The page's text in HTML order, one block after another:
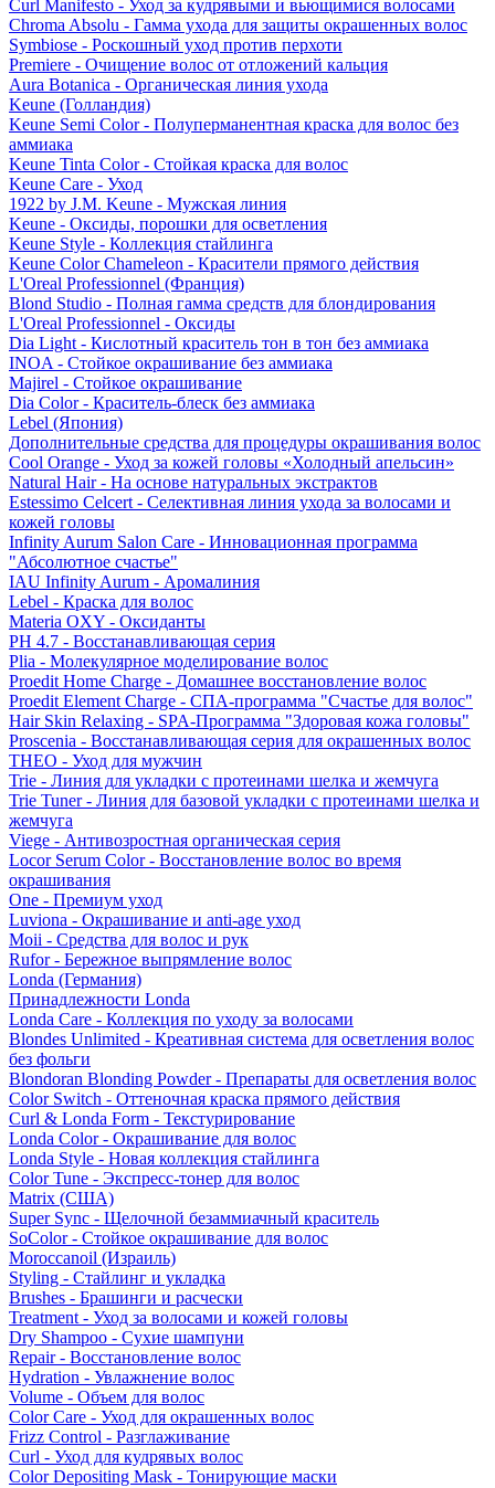
Curl Manifesto - Уход за кудрявыми и вьющимися волосами
Chroma Absolu - Гамма ухода для защиты окрашенных волос
Symbiose - Роскошный уход против перхоти
Premiere - Очищение волос от отложений кальция
Aura Botanica - Органическая линия ухода
Keune (Голландия)
Keune Semi Color - Полуперманентная краска для волос без
аммиака
Keune Tinta Color - Стойкая краска для волос
Keune Care - Уход
1922 by J.M. Keune - Мужская линия
Keune - Оксиды, порошки для осветления
Keune Style - Коллекция стайлинга
Keune Color Chameleon - Красители прямого действия
L'Oreal Professionnel (Франция)
Blond Studio - Полная гамма средств для блондирования
L'Oreal Professionnel - Оксиды
Dia Light - Кислотный краситель тон в тон без аммиака
INOA - Стойкое окрашивание без аммиака
Majirel - Стойкое окрашивание
Dia Color - Краситель-блеск без аммиака
Lebel (Япония)
Дополнительные средства для процедуры окрашивания волос
Cool Orange - Уход за кожей головы «Холодный апельсин»
Natural Hair - На основе натуральных экстрактов
Estessimo Celcert - Селективная линия ухода за волосами и
кожей головы
Infinity Aurum Salon Care - Инновационная программа
"Абсолютное счастье"
IAU Infinity Aurum - Аромалиния
Lebel - Краска для волос
Materia OXY - Оксиданты
PH 4.7 - Восстанавливающая серия
Plia - Молекулярное моделирование волос
Proedit Home Charge - Домашнее восстановление волос
Proedit Element Charge - СПА-программа "Счастье для волос"
Hair Skin Relaxing - SPA-Программа "Здоровая кожа головы"
Proscenia - Восстанавливающая серия для окрашенных волос
THEO - Уход для мужчин
Trie - Линия для укладки с протеинами шелка и жемчуга
Trie Tuner - Линия для базовой укладки с протеинами шелка и
жемчуга
Viege - Антивозростная органическая серия
Locor Serum Color - Восстановление волос во время
окрашивания
One - Премиум уход
Luviona - Окрашивание и anti-age уход
Moii - Средства для волос и рук
Rufor - Бережное выпрямление волос
Londa (Германия)
Принадлежности Londa
Londa Care - Коллекция по уходу за волосами
Blondes Unlimited - Креативная система для осветления волос
без фольги
Blondoran Blonding Powder - Препараты для осветления волос
Color Switch - Оттеночная краска прямого действия
Curl & Londa Form - Текстурирование
Londa Color - Окрашивание для волос
Londa Style - Новая коллекция стайлинга
Color Tune - Экспресс-тонер для волос
Matrix (США)
Super Sync - Щелочной безаммиачный краситель
SoColor - Стойкое окрашивание для волос
Moroccanoil (Израиль)
Styling - Стайлинг и укладка
Brushes - Брашинги и расчески
Treatment - Уход за волосами и кожей головы
Dry Shampoo - Сухие шампуни
Repair - Восстановление волос
Hydration - Увлажнение волос
Volume - Объем для волос
Color Care - Уход для окрашенных волос
Frizz Control - Разглаживание
Curl - Уход для кудрявых волос
Color Depositing Mask - Тонирующие маски